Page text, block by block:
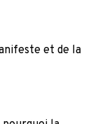
et de la